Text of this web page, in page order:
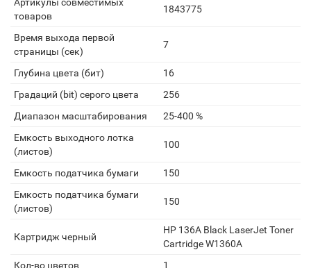
товаров
1843775
Время выхода первой
страницы (сек)
7
Глубина цвета (бит)
16
Градаций (bit) серого цвета
256
Диапазон масштабирования
25-400 %
Емкость выходного лотка
(листов)
100
Емкость податчика бумаги
150
Емкость податчика бумаги
(листов)
150
Картридж черный
HP 136A Black LaserJet Toner
Cartridge W1360A
Кол-во цветов
1